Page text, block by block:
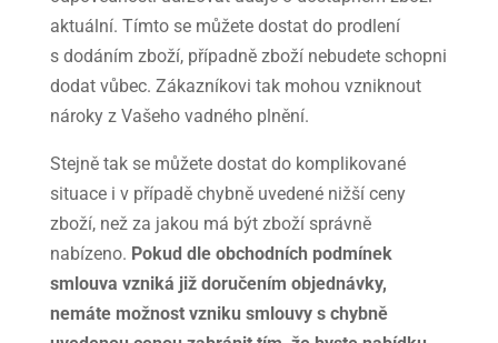
aktuální. Tímto se můžete dostat do prodlení
s dodáním zboží, případně zboží nebudete schopni
dodat vůbec. Zákazníkovi tak mohou vzniknout
nároky z Vašeho vadného plnění.
Stejně tak se můžete dostat do komplikované
situace i v případě chybně uvedené nižší ceny
zboží, než za jakou má být zboží správně
nabízeno. Pokud dle obchodních podmínek
smlouva vzniká již doručením objednávky,
nemáte možnost vzniku smlouvy s chybně